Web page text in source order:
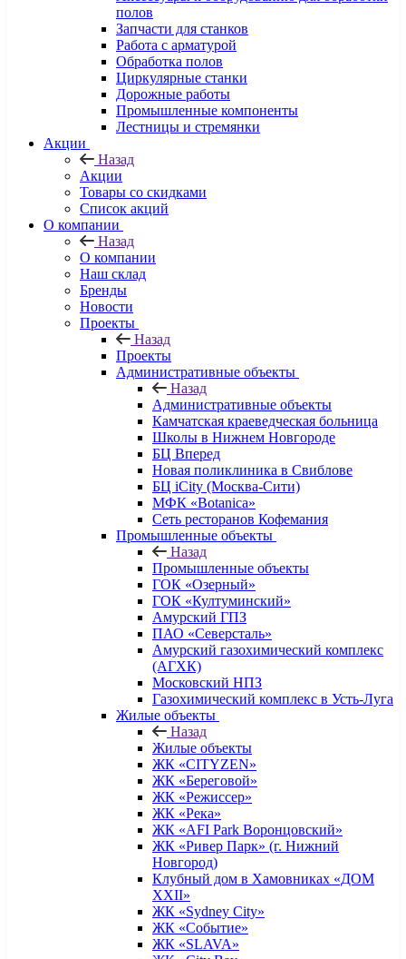
полов
Запчасти для станков
Работа с арматурой
Обработка полов
Циркулярные станки
Дорожные работы
Промышленные компоненты
Лестницы и стремянки
Акции
Назад
Акции
Товары со скидками
Список акций
О компании
Назад
О компании
Наш склад
Бренды
Новости
Проекты
Назад
Проекты
Административные объекты
Назад
Административные объекты
Камчатская краеведческая больница
Школы в Нижнем Новгороде
БЦ Вперед
Новая поликлиника в Свиблове
БЦ iCity (Москва-Сити)
МФК «Botanica»
Сеть ресторанов Кофемания
Промышленные объекты
Назад
Промышленные объекты
ГОК «Озерный»
ГОК «Култуминский»
Амурский ГПЗ
ПАО «Северсталь»
Амурский газохимический комплекс
(АГХК)
Московский НПЗ
Газохимический комплекс в Усть-Луга
Жилые объекты
Назад
Жилые объекты
ЖК «CITYZEN»
ЖК «Береговой»
ЖК «Режиссер»
ЖК «Река»
ЖК «AFI Park Воронцовский»
ЖК «Ривер Парк» (г. Нижний
Новгород)
Клубный дом в Хамовниках «ДОМ
XXII»
ЖК «Sydney City»
ЖК «Событие»
ЖК «SLAVA»